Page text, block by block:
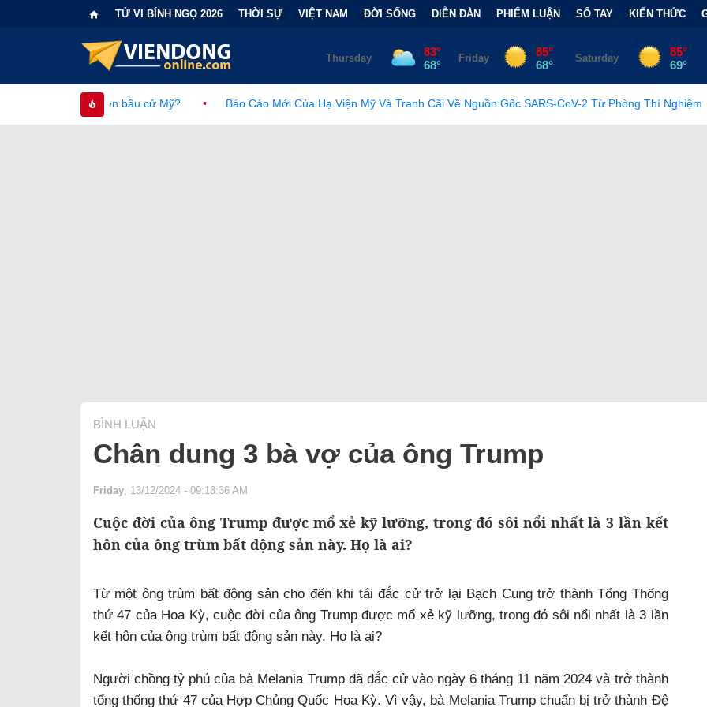
TỬ VI BÍNH NGỌ 2026 THỜI SỰ VIỆT NAM ĐỜI SỐNG DIỄN ĐÀN PHIẾM LUẬN SỔ TAY KIẾN THỨC
Báo Cáo Mới Của Hạ Viện Mỹ Và Tranh Cãi Về Nguồn Gốc SARS-CoV-2 Từ Phòng Thí Nghiệm • FCC Chính Thức
BÌNH LUẬN
Chân dung 3 bà vợ của ông Trump
Friday , 13/12/2024 - 09:18:36 AM
Cuộc đời của ông Trump được mổ xẻ kỹ lưỡng, trong đó sôi nổi nhất là 3 lần kết
hôn của ông trùm bất động sản này. Họ là ai?
Từ một ông trùm bất động sản cho đến khi tái đắc cử trở lại Bạch Cung trở thành Tổng Thống
thứ 47 của Hoa Kỳ, cuộc đời của ông Trump được mổ xẻ kỹ lưỡng, trong đó sôi nổi nhất là 3 lần
kết hôn của ông trùm bất động sản này. Họ là ai?
Người chồng tỷ phú của bà Melania Trump đã đắc cử vào ngày 6 tháng 11 năm 2024 và trở thành
tổng thống thứ 47 của Hợp Chủng Quốc Hoa Kỳ. Vì vậy, bà Melania Trump chuẩn bị trở thành Đệ